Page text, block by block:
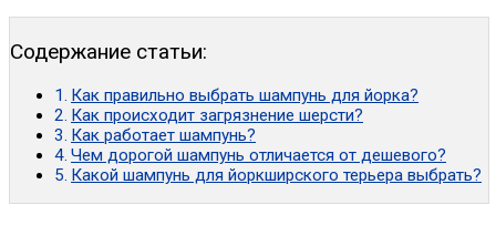
Содержание статьи:
Как правильно выбрать шампунь для йорка?
Как происходит загрязнение шерсти?
Как работает шампунь?
Чем дорогой шампунь отличается от дешевого?
Какой шампунь для йоркширского терьера выбрать?